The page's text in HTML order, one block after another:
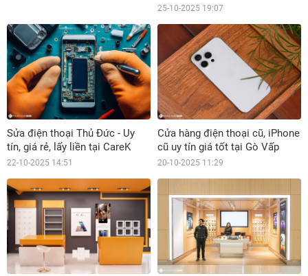
25-10-2025 19:07
Sửa điện thoại Thủ Đức - Uy
tín, giá rẻ, lấy liền tại CareK
22-10-2025 14:51
Cửa hàng điện thoại cũ, iPhone
cũ uy tín giá tốt tại Gò Vấp
20-10-2025 11:29